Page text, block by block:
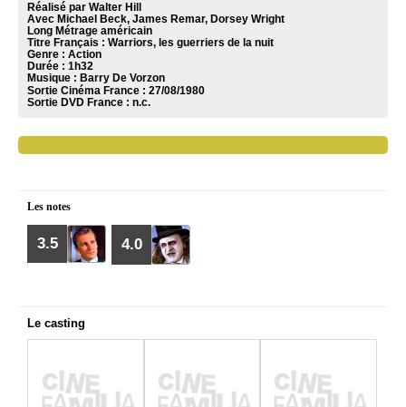
Réalisé par Walter Hill
Avec Michael Beck, James Remar, Dorsey Wright
Long Métrage américain
Titre Français : Warriors, les guerriers de la nuit
Genre : Action
Durée : 1h32
Musique : Barry De Vorzon
Sortie Cinéma France : 27/08/1980
Sortie DVD France : n.c.
Les notes
3.5 4.0
Le casting